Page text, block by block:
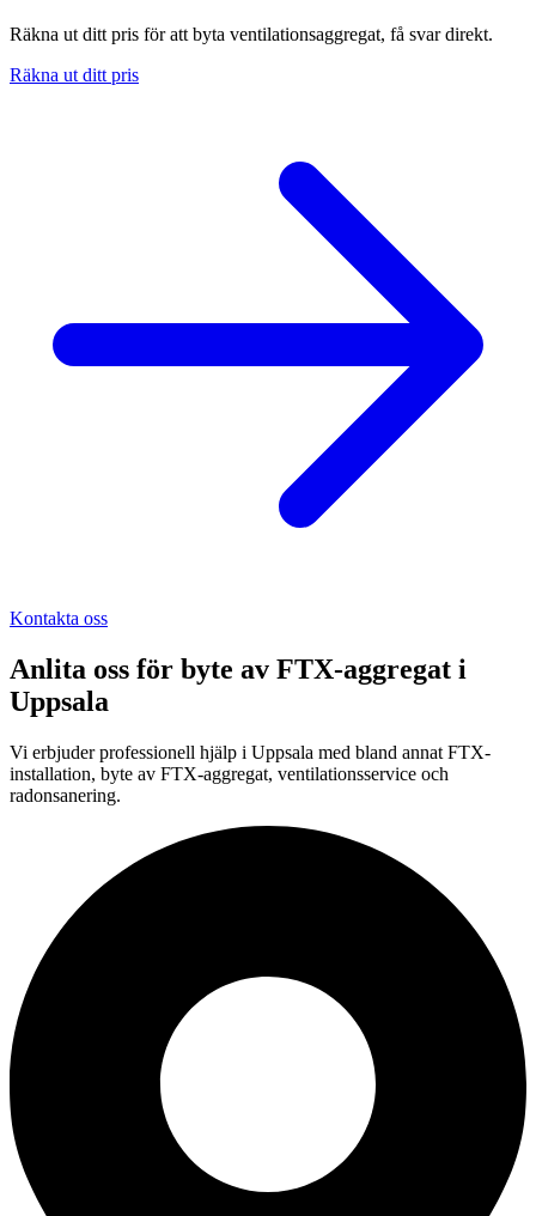
Räkna ut ditt pris för att byta ventilationsaggregat, få svar direkt.
Räkna ut ditt pris
Kontakta oss
Anlita oss för byte av FTX-aggregat i
Uppsala
Vi erbjuder professionell hjälp i Uppsala med bland annat FTX-
installation, byte av FTX-aggregat, ventilationsservice och
radonsanering.